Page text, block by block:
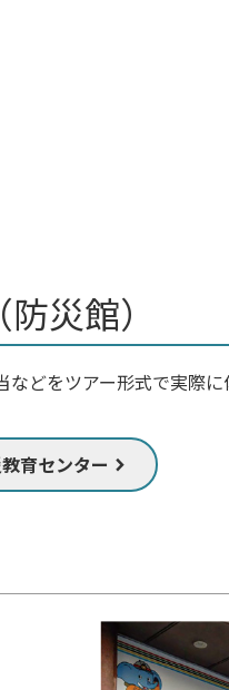
災館）
どをツアー形式で実際
育センター